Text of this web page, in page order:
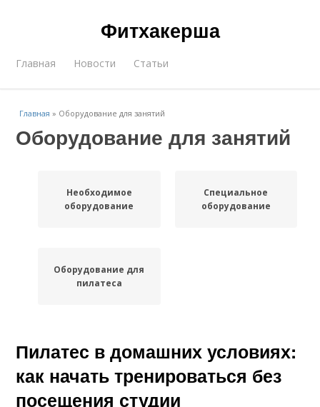
Фитхакерша
Главная Новости Статьи
Главная » Оборудование для занятий
Оборудование для занятий
Необходимое
оборудование
Специальное
оборудование
Оборудование для
пилатеса
Пилатес в домашних условиях:
как начать тренироваться без
посещения студии